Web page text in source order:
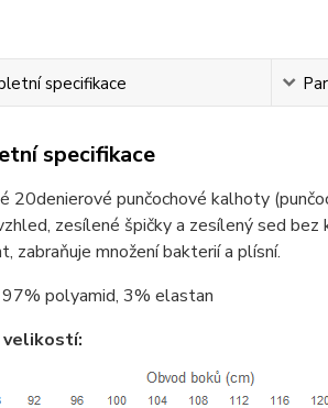
specifikace
specifikace
20denierové punčochové kalhoty
zesílené špičky a zesílený sed bez
zabraňuje množení bakterií a plísní.
97% polyamid, 3% elastan
velikostí: